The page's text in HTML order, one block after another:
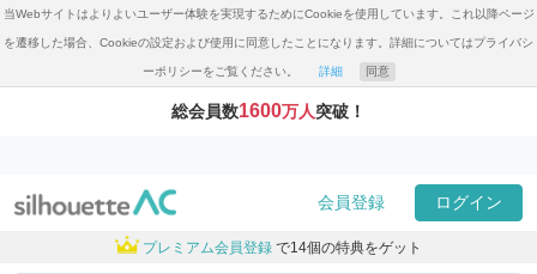
当Webサイトはよりよいユーザー体験を実現するためにCookieを使用しています。これ以降ページ
を遷移した場合、Cookieの設定および使用に同意したことになります。詳細についてはプライバシ
ーポリシーをご覧ください。 詳細 同意
総会員数1600万人突破！
会員登録 ログイン
プレミアム会員登録 で14個の特典をゲット